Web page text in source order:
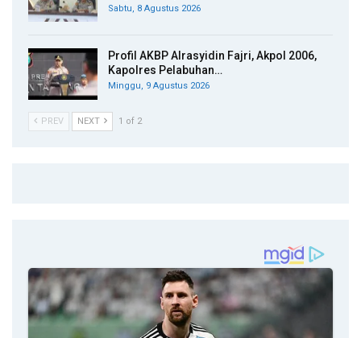
Sabtu, 8 Agustus 2026
Profil AKBP Alrasyidin Fajri, Akpol 2006,
Kapolres Pelabuhan…
Minggu, 9 Agustus 2026
PREV NEXT 1 of 2